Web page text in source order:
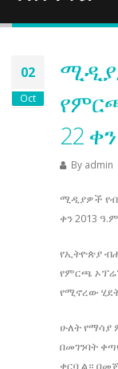
02
Oct
22
By admin
ሚዲያዎች
ቀን 2013
የኢትዮጵያ
የምርጫ
የሚኖረው
ሁለት የማሳያ
በመገንባት
ቀርቧል።